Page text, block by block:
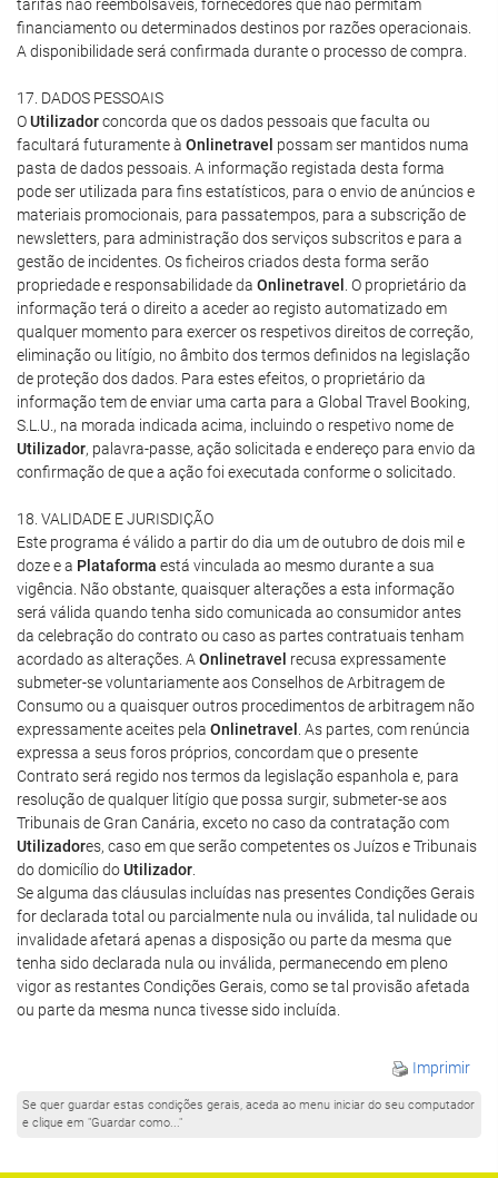
tarifas não reembolsáveis, fornecedores que não permitam
financiamento ou determinados destinos por razões operacionais.
A disponibilidade será confirmada durante o processo de compra.
17. DADOS PESSOAIS
OUtilizadorconcorda que os dados pessoais que faculta ou
facultará futuramente à Onlinetravel possam ser mantidos numa
pasta de dados pessoais. A informação registada desta forma
pode ser utilizada para fins estatísticos, para o envio de anúncios e
materiais promocionais, para passatempos, para a subscrição de
newsletters, para administração dos serviços subscritos e para a
gestão de incidentes. Os ficheiros criados desta forma serão
propriedade e responsabilidade da Onlinetravel
. O proprietário da
informação terá o direito a aceder ao registo automatizado em
qualquer momento para exercer os respetivos direitos de correção,
eliminação ou litígio, no âmbito dos termos definidos na legislação
de proteção dos dados. Para estes efeitos, o proprietário da
informação tem de enviar uma carta para a Global Travel Booking,
S.L.U., na morada indicada acima, incluindo o respetivo nome de
Utilizador, palavra-passe, ação solicitada e endereço para envio da
confirmação de que a ação foi executada conforme o solicitado.
18. VALIDADE E JURISDIÇÃO
Este programa é válido a partir do dia um de outubro de dois mil e
doze e a Plataforma está vinculada ao mesmo durante a sua
vigência. Não obstante, quaisquer alterações a esta informação
será válida quando tenha sido comunicada ao consumidor antes
da celebração do contrato ou caso as partes contratuais tenham
acordado as alterações. A Onlinetravel recusa expressamente
submeter-se voluntariamente aos Conselhos de Arbitragem de
Consumo ou a quaisquer outros procedimentos de arbitragem não
expressamente aceites pela Onlinetravel
. As partes, com renúncia
expressa a seus foros próprios, concordam que o presente
Contrato será regido nos termos da legislação espanhola e, para
resolução de qualquer litígio que possa surgir, submeter-se aos
Tribunais de Gran Canária, exceto no caso da contratação com
Utilizadores, caso em que serão competentes os Juízos e Tribunais
do domicílio doUtilizador
Se alguma das cláusulas incluídas nas presentes Condições Gerais
for declarada total ou parcialmente nula ou inválida, tal nulidade ou
invalidade afetará apenas a disposição ou parte da mesma que
tenha sido declarada nula ou inválida, permanecendo em pleno
vigor as restantes Condições Gerais, como se tal provisão afetada
ou parte da mesma nunca tivesse sido incluída.
Imprimir
Se quer guardar estas condições gerais, aceda ao menu iniciar do seu computador
e clique em "Guardar como..."